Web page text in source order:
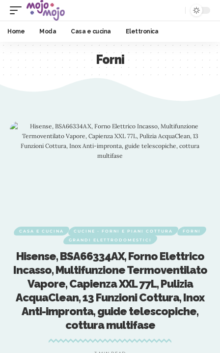
Home Moda Casa e cucina Elettronica
Forni
CUCINA CUCINE - FORNI E PIANI COTTURA
FORNI
GRANDI ELETTRODOMESTICI
BSA66334AX, Forno Elettrico
Multifunzione Termoventilato
Capienza XXL 77L, Pulizia
13 Funzioni Cottura, Inox
impronta, guide telescopiche,
cottura multifase
AMAZON